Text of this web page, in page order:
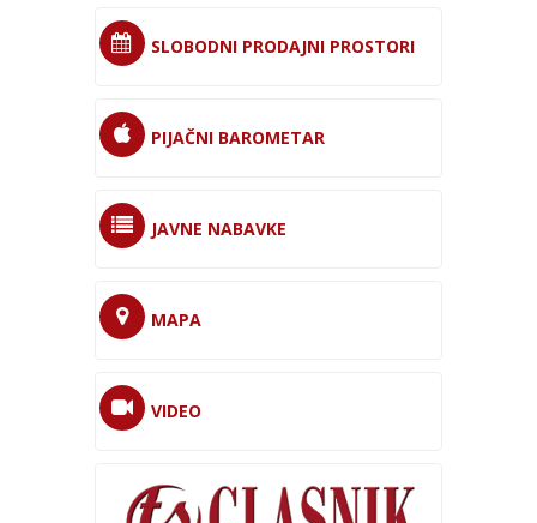
SLOBODNI PRODAJNI PROSTORI
PIJAČNI BAROMETAR
JAVNE NABAVKE
MAPA
VIDEO